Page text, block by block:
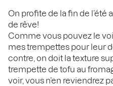
On profite de la fin de
de rêve!
Comme vous pouvez le
mes trempettes pour leur
contre, on doit la texture
trempette de tofu au
voir, vous n’en reviendrez